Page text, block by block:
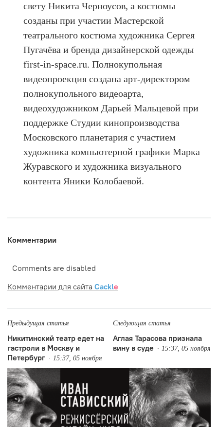
свету Никита Черноусов, а костюмы
созданы при участии Мастерской
театрального костюма художника Сергея
Пугачёва и бренда дизайнерской одежды
first-in-space.ru. Полнокупольная
видеопроекция создана арт-директором
полнокупольного видеоарта,
видеохудожником Дарьей Мальцевой при
поддержке Студии кинопроизводства
Московского планетария с участием
художника компьютерной графики Марка
Журавского и художника визуального
контента Яники Колобаевой.
Комментарии
Comments are disabled
Комментарии для сайта Cackle
Предыдущая статья
Никитинский театр едет на
гастроли в Москву и
Петербург
15:37, 05 ноября
Следующая статья
Аглая Тарасова признала
вину в суде
15:37, 05 ноября